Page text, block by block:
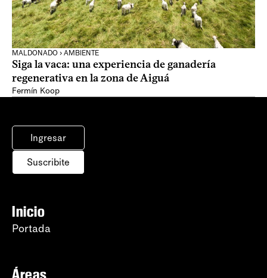
MALDONADO › AMBIENTE
Siga la vaca: una experiencia de ganadería
regenerativa en la zona de Aiguá
Fermín Koop
Ingresar
Suscribite
Inicio
Portada
Áreas